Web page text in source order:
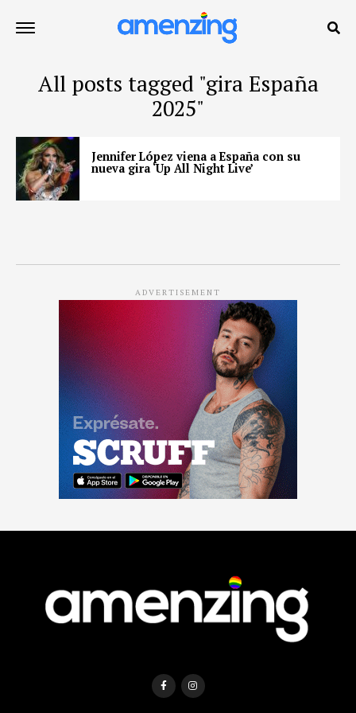
All posts tagged "gira España
2025"
Jennifer López viena a España con su
nueva gira ‘Up All Night Live’
ADVERTISEMENT